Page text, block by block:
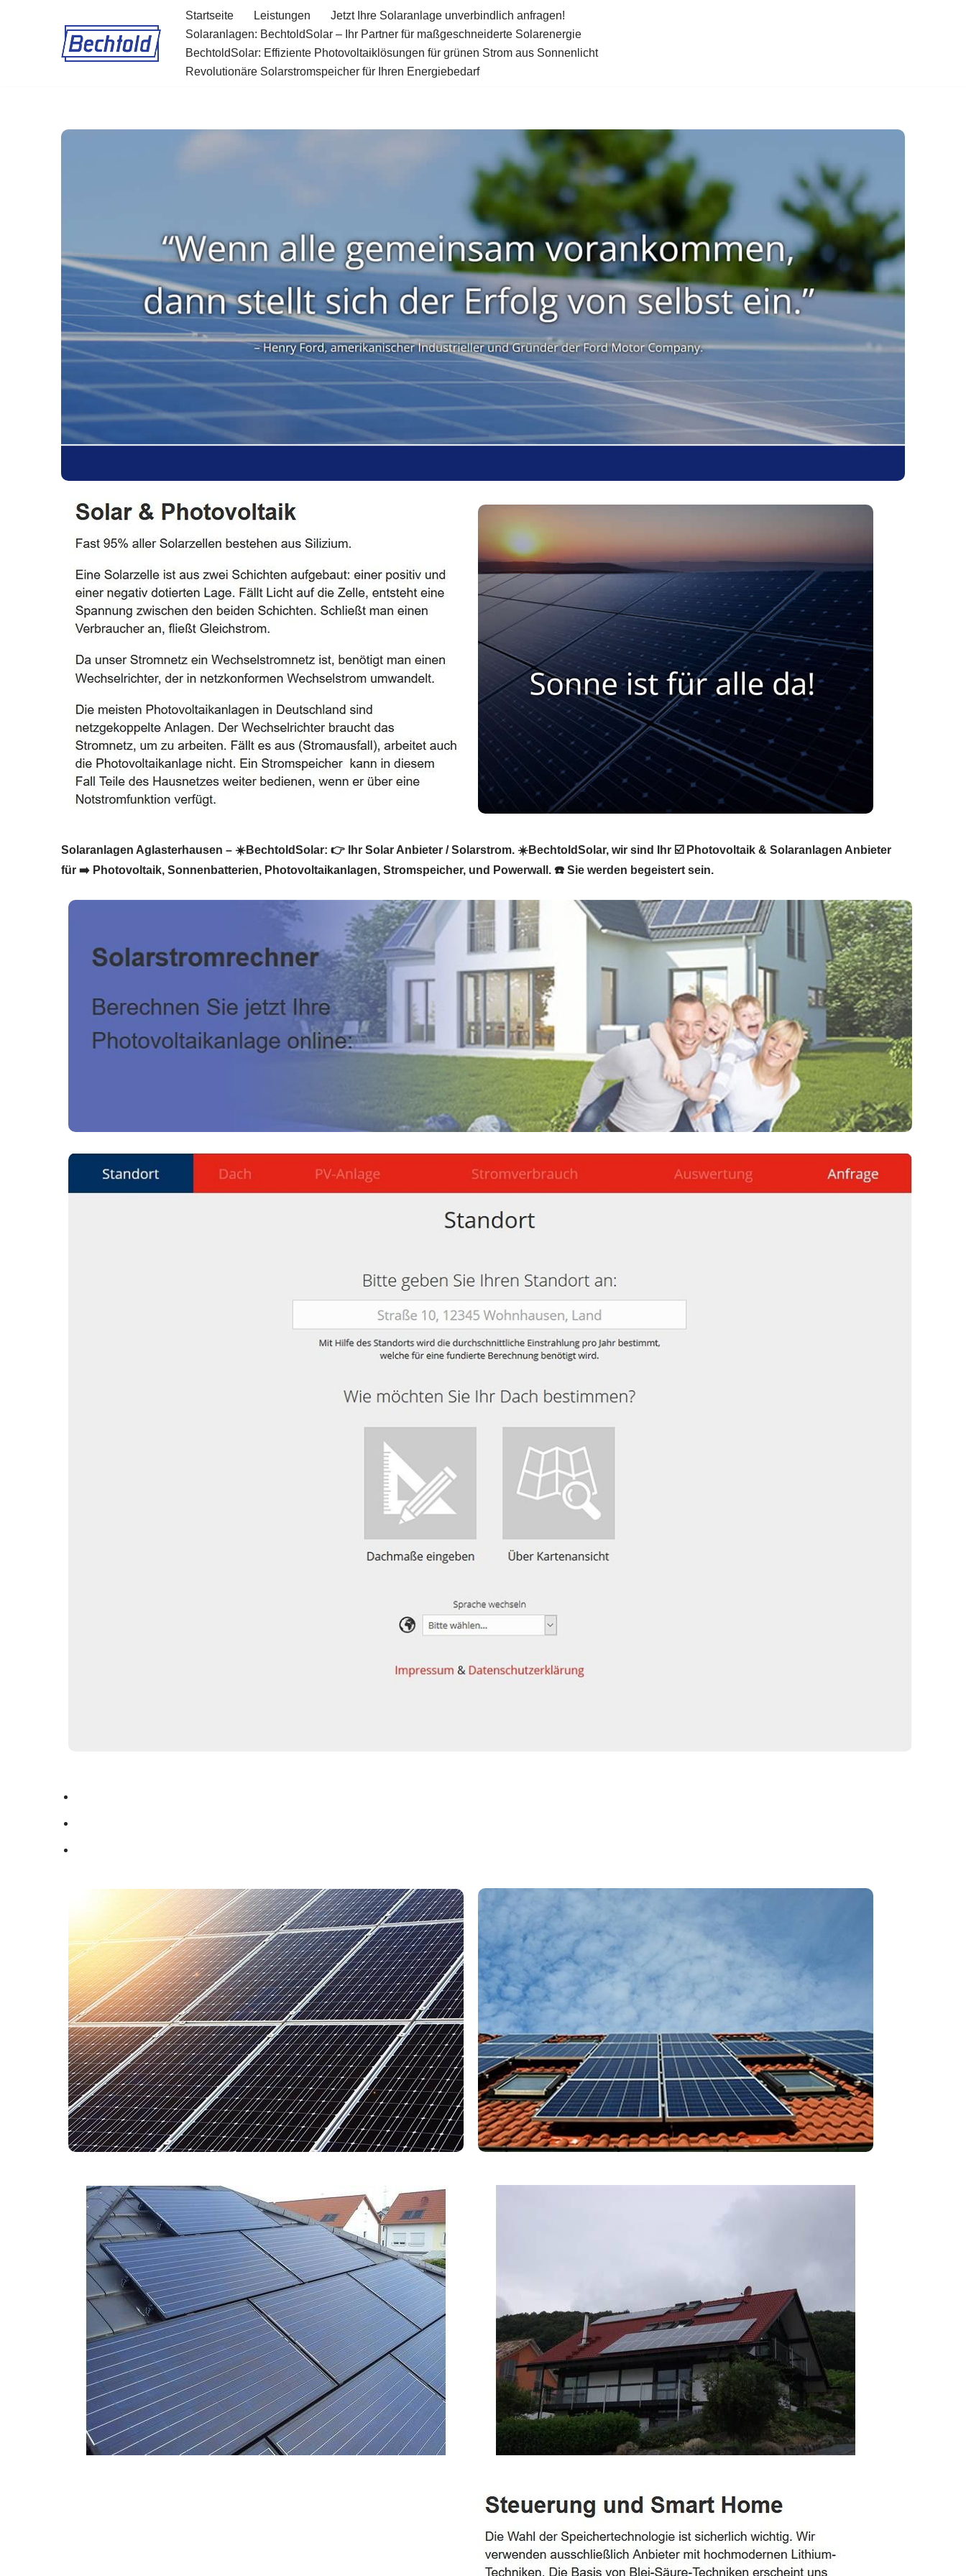
Startseite Leistungen
Jetzt Ihre Solaranlage unverbindlich anfragen!
Solaranlagen: BechtoldSolar – Ihr Partner für maßgeschneiderte Solarenergie
BechtoldSolar: Effiziente Photovoltaiklösungen für grünen Strom aus Sonnenlicht
Revolutionäre Solarstromspeicher für Ihren Energiebedarf
Solaranlagen Aglasterhausen – ☀️BechtoldSolar: 👉 Ihr Solar Anbieter / Solarstrom. ☀️BechtoldSolar, wir sind Ihr ☑️ Photovoltaik & Solaranlagen Anbieter
für ➡️ Photovoltaik, Sonnenbatterien, Photovoltaikanlagen, Stromspeicher, und Powerwall. ☎️ Sie werden begeistert sein.